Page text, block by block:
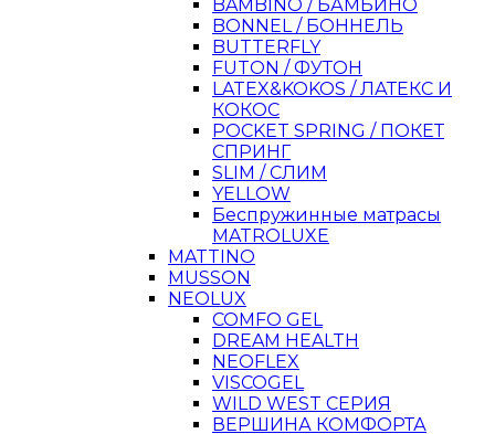
BAMBINO / БАМБИНО
BONNEL / БОННЕЛЬ
BUTTERFLY
FUTON / ФУТОН
LATEX&KOKOS / ЛАТЕКС И
КОКОС
POCKET SPRING / ПОКЕТ
СПРИНГ
SLIM / СЛИМ
YELLOW
Беспружинные матрасы
MATROLUXE
MATTINO
MUSSON
NEOLUX
COMFO GEL
DREAM HEALTH
NEOFLEX
VISCOGEL
WILD WEST СЕРИЯ
ВЕРШИНА КОМФОРТА